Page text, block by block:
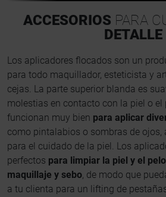
ACCESORIOS PARA
DETALLE
Los aplicadores flocados son un
para todo maquillador, esteticista y
cejas. La parte superior blanda es
molestias en contacto con la piel o el
funcionan muy bien para aplicar
como pintalabios o sombras de ojos,
para el cuidado de la piel. Los
perfectos para limpiar la piel y el
maquillaje y sebo, de modo que
a tu clienta para un lifting de